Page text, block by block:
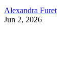
Alexandra Furet
Jun 2, 2026